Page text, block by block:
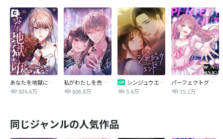
あなたを地獄に堕とすまで
836.6万
私がわたしを売る理由
606.8万
シンジュウエンド【タテヨミ】
5.4万
パーフェクトグリッター
35.1万
同じジャンルの人気作品